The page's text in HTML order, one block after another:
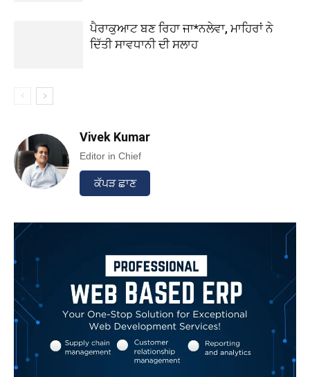
ਪੈਰਾਕੁਆਟ ਬਣ ਰਿਹਾ ਜਾ*ਨਲੇਵਾ, ਮਾਹਿਰਾਂ ਨੇ
ਦਿੱਤੀ ਸਾਵਧਾਨੀ ਦੀ ਸਲਾਹ
Vivek Kumar
Editor in Chief
ਕੱਪੜ ਛਾਣ